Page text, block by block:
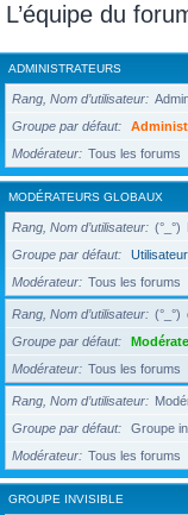
L’équipe du
ADMINISTRATEURS
Rang, Nom d’utilisateur
Groupe par défaut
Modérateur
Tous les forums
MODÉRATEURS GLOBAUX
Rang, Nom d’utilisateur (°_°)
Groupe par défaut
Modérateur
Tous les forums
Rang, Nom d’utilisateur (°_°)
Groupe par défaut
Modérateur
Tous les forums
Rang, Nom d’utilisateur
Groupe par défaut
Groupe
Modérateur
Tous les forums
GROUPE INVISIBLE